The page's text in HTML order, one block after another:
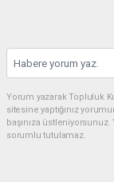
Yorum yazarak Topluluk
sitesine yaptığınız
başınıza
sorumlu tutulamaz.